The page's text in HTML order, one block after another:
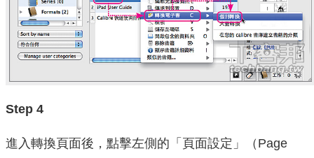
Step 4
進入轉換頁面後，點擊左側的「頁面設定」（Page